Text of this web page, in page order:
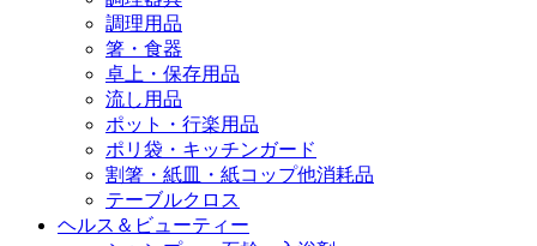
調理用品
箸・食器
卓上・保存用品
流し用品
ポット・行楽用品
ポリ袋・キッチンガード
割箸・紙皿・紙コップ他消耗品
テーブルクロス
ヘルス＆ビューティー